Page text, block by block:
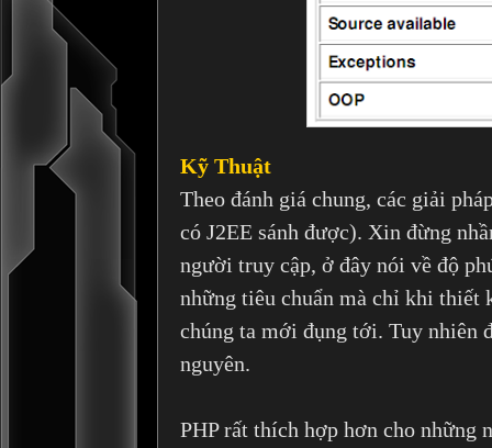
Kỹ Thuật
Theo đánh giá chung, các giải
có J2EE sánh được). Xin đừng
người truy cập, ở đây nói về độ
những tiêu chuẩn mà chỉ khi thiết
chúng ta mới đụng tới. Tuy nhiên
nguyên.
PHP rất thích hợp hơn cho những